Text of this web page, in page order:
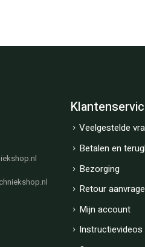
Veelgestelde
Betalen en
Bezorging
Retour
Mijn account
Instructievideos